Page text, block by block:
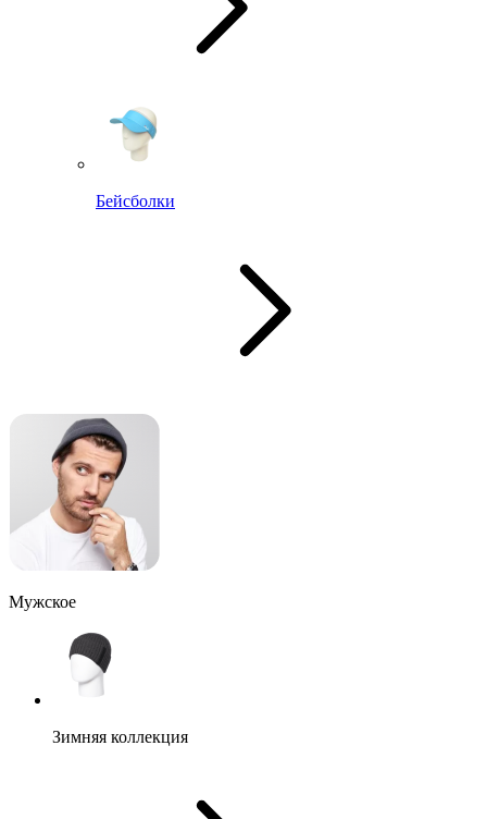
Бейсболки
Мужское
Зимняя коллекция